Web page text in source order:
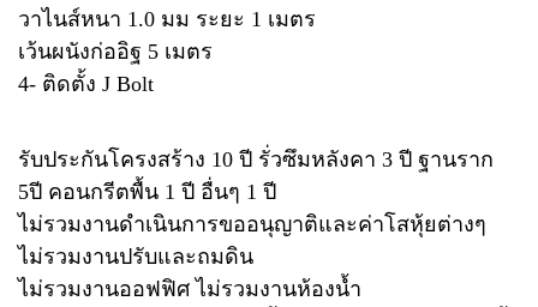
วาไนส์หนา 1.0 มม ระยะ 1 เมตร
เว้นผนังก่ออิฐ 5 เมตร
4- ติดตั้ง J Bolt
รับประกันโครงสร้าง 10 ปี รั่วซึมหลังคา 3 ปี ฐานราก
5ปี คอนกรีตพื้น 1 ปี อื่นๆ 1 ปี
ไม่รวมงานดำเนินการขออนุญาติและค่าโสหุ้ยต่างๆ
ไม่รวมงานปรับและถมดิน
ไม่รวมงานออฟฟิศ ไม่รวมงานห้องน้ำ